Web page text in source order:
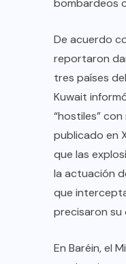
De acuerdo
reportaron
tres países
Kuwait
“hostiles”
publicado en
que las
la actuación
que
precisaron su
En Baréin, el